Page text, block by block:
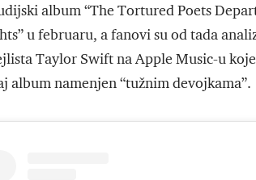
album “The Tortured Poets
u februaru, a fanovi su od tada
Taylor Swift na Apple Music-u
album namenjen “tužnim devojkama”.